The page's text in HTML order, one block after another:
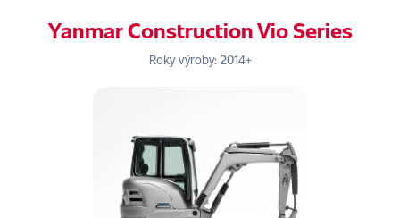
Yanmar Construction Vio Series
Roky výroby: 2014+